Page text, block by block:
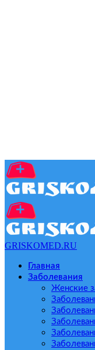
GRISKOMED.RU
Главная
Заболевания
Женские